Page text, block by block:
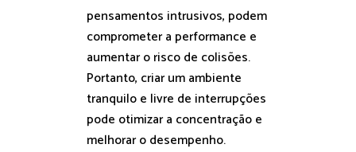
pensamentos intrusivos, podem
comprometer a performance e
aumentar o risco de colisões.
Portanto, criar um ambiente
tranquilo e livre de interrupções
pode otimizar a concentração e
melhorar o desempenho.